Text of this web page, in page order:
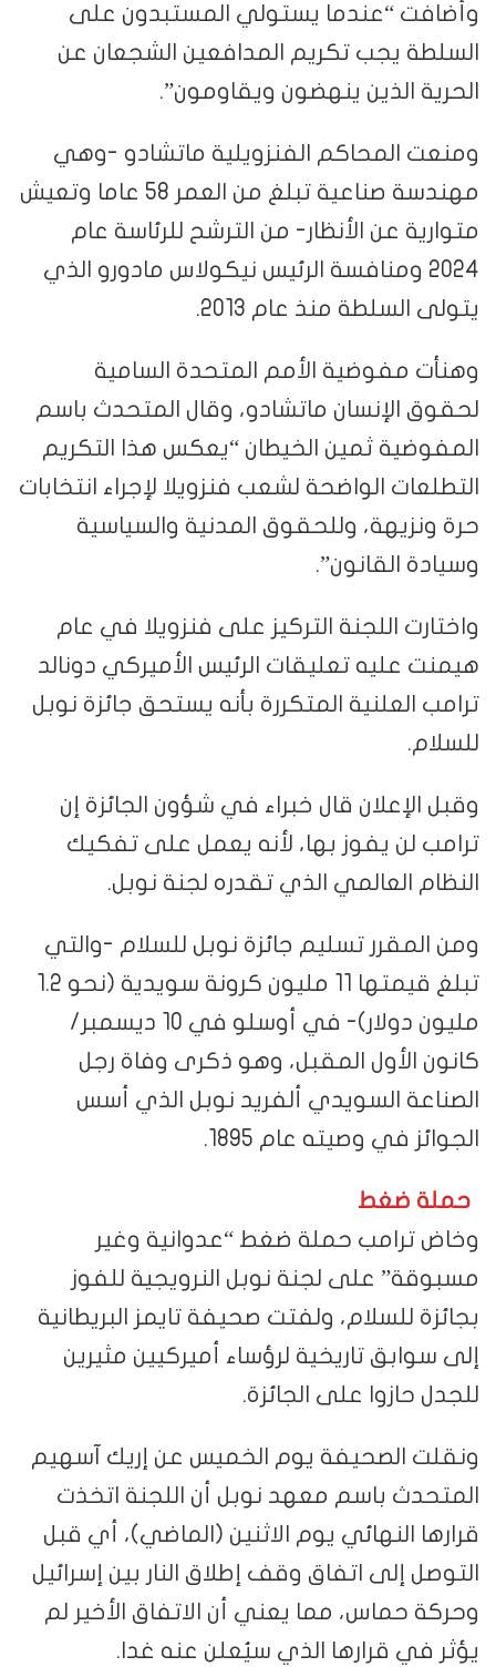
وأضافت “عندما يستولي المستبدون على
السلطة يجب تكريم المدافعين الشجعان عن
الحرية الذين ينهضون ويقاومون”.
ومنعت المحاكم الفنزويلية ماتشادو -وهي
مهندسة صناعية تبلغ من العمر 58 عاما وتعيش
متوارية عن الأنظار- من الترشح للرئاسة عام
2024 ومنافسة الرئيس نيكولاس مادورو الذي
يتولى السلطة منذ عام 2013.
وهنأت مفوضية الأمم المتحدة السامية
لحقوق الإنسان ماتشادو، وقال المتحدث باسم
المفوضية ثمين الخيطان “يعكس هذا التكريم
التطلعات الواضحة لشعب فنزويلا لإجراء انتخابات
حرة ونزيهة، وللحقوق المدنية والسياسية
وسيادة القانون”.
واختارت اللجنة التركيز على فنزويلا في عام
هيمنت عليه تعليقات الرئيس الأميركي دونالد
ترامب العلنية المتكررة بأنه يستحق جائزة نوبل
للسلام.
وقبل الإعلان قال خبراء في شؤون الجائزة إن
ترامب لن يفوز بها، لأنه يعمل على تفكيك
النظام العالمي الذي تقدره لجنة نوبل.
ومن المقرر تسليم جائزة نوبل للسلام -والتي
تبلغ قيمتها 11 مليون كرونة سويدية (نحو 1.2
مليون دولار)- في أوسلو في 10 ديسمبر/
كانون الأول المقبل، وهو ذكرى وفاة رجل
الصناعة السويدي ألفريد نوبل الذي أسس
الجوائز في وصيته عام 1895.
حملة ضغط
وخاض ترامب حملة ضغط “عدوانية وغير
مسبوقة” على لجنة نوبل النرويجية للفوز
بجائزة للسلام، ولفتت صحيفة تايمز البريطانية
إلى سوابق تاريخية لرؤساء أميركيين مثيرين
للجدل حازوا على الجائزة.
ونقلت الصحيفة يوم الخميس عن إريك آسهيم
المتحدث باسم معهد نوبل أن اللجنة اتخذت
قرارها النهائي يوم الاثنين (الماضي)، أي قبل
التوصل إلى اتفاق وقف إطلاق النار بين إسرائيل
وحركة حماس، مما يعني أن الاتفاق الأخير لم
يؤثر في قرارها الذي سيُعلن عنه غدا.